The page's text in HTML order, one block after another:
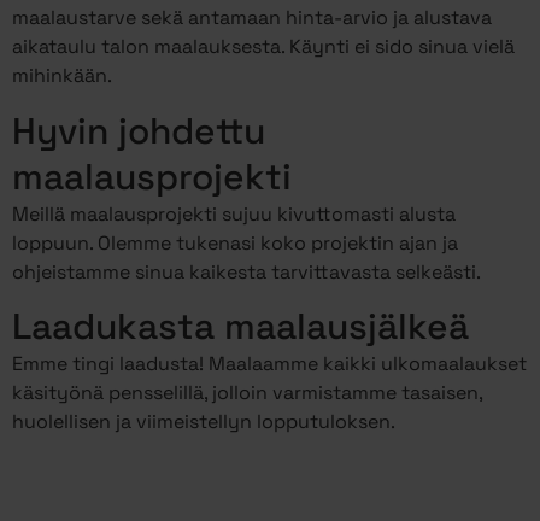
maalaustarve sekä antamaan hinta-arvio ja alustava
aikataulu talon maalauksesta. Käynti ei sido sinua vielä
mihinkään.
Hyvin johdettu
maalausprojekti
Meillä maalausprojekti sujuu kivuttomasti alusta
loppuun. Olemme tukenasi koko projektin ajan ja
ohjeistamme sinua kaikesta tarvittavasta selkeästi.
Laadukasta maalausjälkeä
Emme tingi laadusta! Maalaamme kaikki ulkomaalaukset
käsityönä pensselillä, jolloin varmistamme tasaisen,
huolellisen ja viimeistellyn lopputuloksen.